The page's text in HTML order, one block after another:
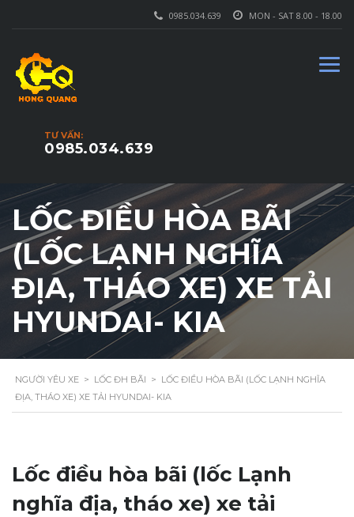
MON - SAT 8.00 - 18.00
0985.034.639
TƯ VẤN:
0985.034.639
LỐC ĐIỀU HÒA BÃI
(LỐC LẠNH NGHĨA
ĐỊA, THÁO XE) XE TẢI
HYUNDAI- KIA
NGƯỜI YÊU XE > LỐC ĐH BÃI > LỐC ĐIỀU HÒA BÃI (LỐC LẠNH NGHĨA
ĐỊA, THÁO XE) XE TẢI HYUNDAI- KIA
Lốc điều hòa bãi (lốc Lạnh
nghĩa địa, tháo xe) xe tải